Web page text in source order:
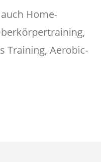
Home-
Training, Aerobic-